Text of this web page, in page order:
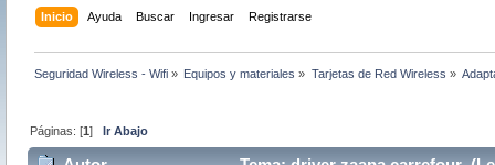
Inicio Ayuda Buscar Ingresar Registrarse
Seguridad Wireless - Wifi » Equipos y materiales » Tarjetas de Red Wireless »
Páginas: [1]Ir Abajo